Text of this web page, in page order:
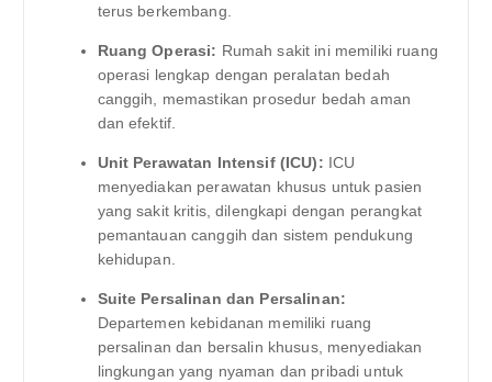
terus berkembang.
Ruang Operasi: Rumah sakit ini memiliki ruang
operasi lengkap dengan peralatan bedah
canggih, memastikan prosedur bedah aman
dan efektif.
Unit Perawatan Intensif (ICU): ICU
menyediakan perawatan khusus untuk pasien
yang sakit kritis, dilengkapi dengan perangkat
pemantauan canggih dan sistem pendukung
kehidupan.
Suite Persalinan dan Persalinan:
Departemen kebidanan memiliki ruang
persalinan dan bersalin khusus, menyediakan
lingkungan yang nyaman dan pribadi untuk